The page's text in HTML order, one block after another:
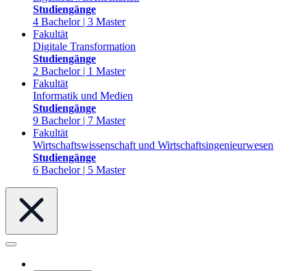
Studiengänge
4 Bachelor | 3 Master
Fakultät
Digitale Transformation
Studiengänge
2 Bachelor | 1 Master
Fakultät
Informatik und Medien
Studiengänge
9 Bachelor | 7 Master
Fakultät
Wirtschaftswissenschaft und Wirtschaftsingenieurwesen
Studiengänge
6 Bachelor | 5 Master